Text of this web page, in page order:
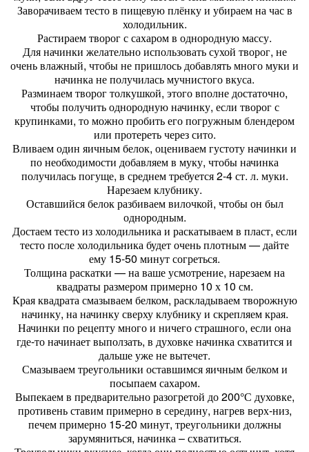
Заворачиваем тесто в пищевую плёнку и убираем на час в
холодильник.
Растираем творог с сахаром в однородную массу.
Для начинки желательно использовать сухой творог, не
очень влажный, чтобы не пришлось добавлять много муки и
начинка не получилась мучнистого вкуса.
Разминаем творог толкушкой, этого вполне достаточно,
чтобы получить однородную начинку, если творог с
крупинками, то можно пробить его погружным блендером
или протереть через сито.
Вливаем один яичным белок, оцениваем густоту начинки и
по необходимости добавляем в муку, чтобы начинка
получилась погуще, в среднем требуется 2-4 ст. л. муки.
Нарезаем клубнику.
Оставшийся белок разбиваем вилочкой, чтобы он был
однородным.
Достаем тесто из холодильника и раскатываем в пласт, если
тесто после холодильника будет очень плотным — дайте
ему 15-50 минут согреться.
Толщина раскатки — на ваше усмотрение, нарезаем на
квадраты размером примерно 10 х 10 см.
Края квадрата смазываем белком, раскладываем творожную
начинку, на начинку сверху клубнику и скрепляем края.
Начинки по рецепту много и ничего страшного, если она
где-то начинает выползать, в духовке начинка схватится и
дальше уже не вытечет.
Смазываем треугольники оставшимся яичным белком и
посыпаем сахаром.
Выпекаем в предварительно разогретой до 200°С духовке,
противень ставим примерно в середину, нагрев верх-низ,
печем примерно 15-20 минут, треугольники должны
зарумяниться, начинка – схватиться.